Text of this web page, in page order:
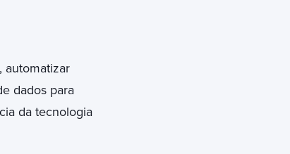
automatizar
dados para
da tecnologia